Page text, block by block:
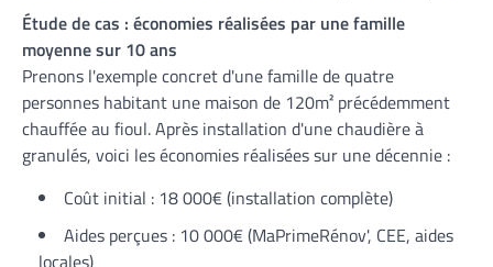
Étude de cas : économies réalisées par une famille
moyenne sur 10 ans
Prenons l'exemple concret d'une famille de quatre
personnes habitant une maison de 120m² précédemment
chauffée au fioul. Après installation d'une chaudière à
granulés, voici les économies réalisées sur une décennie :
Coût initial : 18 000€ (installation complète)
Aides perçues : 10 000€ (MaPrimeRénov', CEE, aides
locales)